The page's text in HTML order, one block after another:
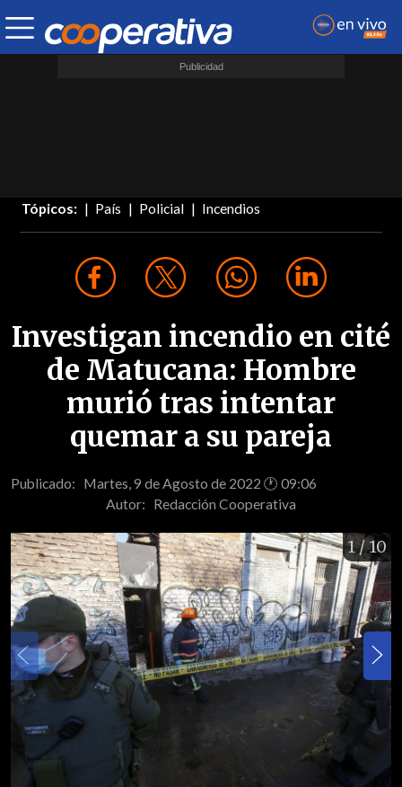
Tópicos: País Policial Incendios
Investigan incendio en cité
de Matucana: Hombre
murió tras intentar
quemar a su pareja
Publicado: Martes, 9 de Agosto de 2022 🕐 09:06
Autor: Redacción Cooperativa
1/ 10